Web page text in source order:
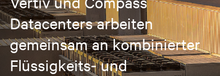
Datacenters arbeiten
gemeinsam an kombinierter
Flüssigkeits- und